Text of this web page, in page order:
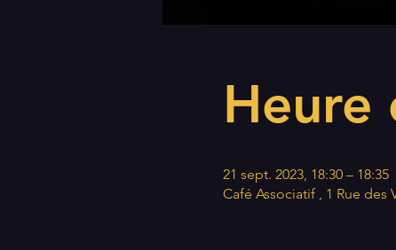
Heure
21 sept. 2023, 18:30 – 18:35
Café Associatif , 1 Rue des